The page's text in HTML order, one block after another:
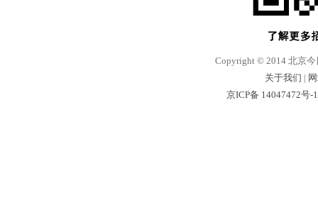
Copyright © 2014 北京今
关于我们 |
京ICP备 14047472号-